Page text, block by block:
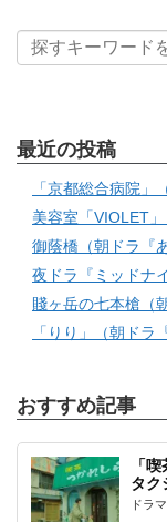
最近の投稿
「京都総合病院」
美容室「VIOLET
御蔭橋（朝ドラ『
夜ドラ『ミッドナ
賤ヶ岳の七本槍（
「りり」（朝ドラ
おすすめ記事
「
タク
ドラ